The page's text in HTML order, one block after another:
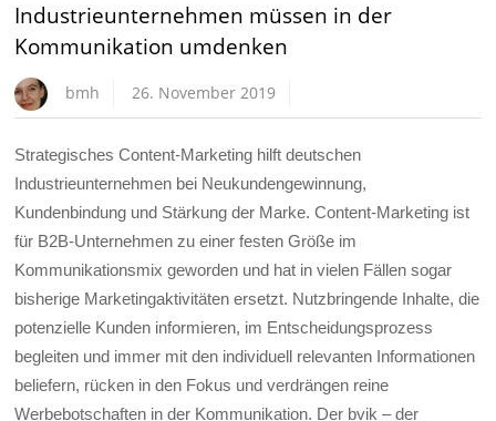
Industrieunternehmen müssen in der
Kommunikation umdenken
bmh 26. November 2019
Strategisches Content-Marketing hilft deutschen
Industrieunternehmen bei Neukundengewinnung,
Kundenbindung und Stärkung der Marke. Content-Marketing ist
für B2B-Unternehmen zu einer festen Größe im
Kommunikationsmix geworden und hat in vielen Fällen sogar
bisherige Marketingaktivitäten ersetzt. Nutzbringende Inhalte, die
potenzielle Kunden informieren, im Entscheidungsprozess
begleiten und immer mit den individuell relevanten Informationen
beliefern, rücken in den Fokus und verdrängen reine
Werbebotschaften in der Kommunikation. Der bvik – der